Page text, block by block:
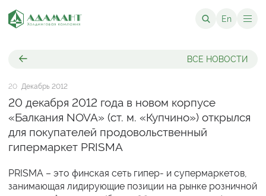
En
ВСЕ НОВОСТИ
20 декабря 2012 года в новом корпусе
«Балкания NOVA» (ст. м. «Купчино») открылся
для покупателей продовольственный
гипермаркет PRISMA
20 Декабрь 2012
PRISMA – это финская сеть гипер- и супермаркетов,
занимающая лидирующие позиции на рынке розничной